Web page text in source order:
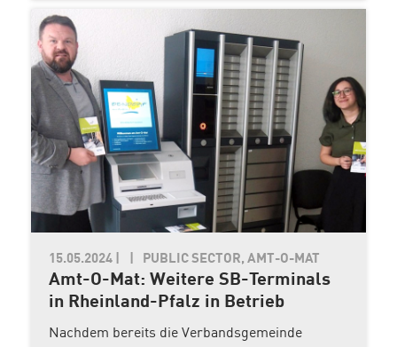
15.05.2024 PUBLIC SECTOR, AMT-O-MAT
Amt-O-Mat: Weitere SB-Terminals
in Rheinland-Pfalz in Betrieb
Nachdem bereits die Verbandsgemeinde